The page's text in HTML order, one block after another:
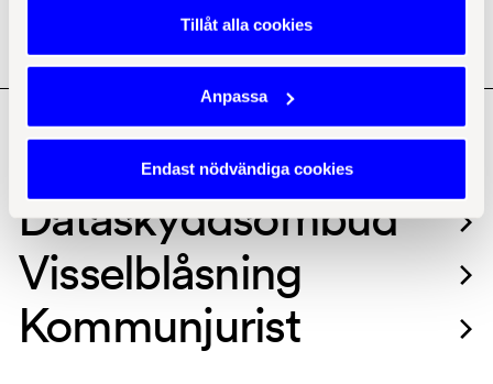
behandlingen. Du kan när som helst ta tillbaka eller ändra
ditt samtycke genom att klicka på ikonen i det nedre
Tillåt alla cookies
Anpassa
Endast nödvändiga cookies
Bolagsjurist
Dataskyddsombud
Visselblåsning
Kommunjurist